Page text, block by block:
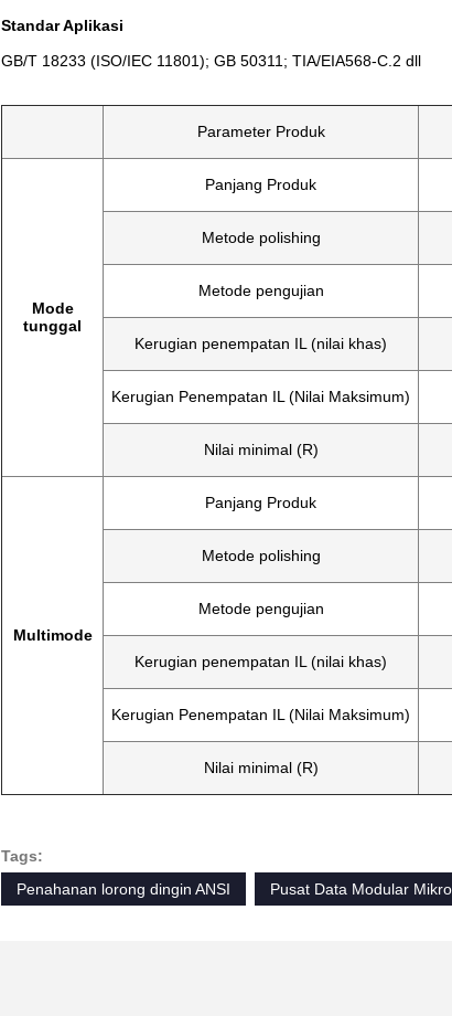
Standar Aplikasi
GB/T 18233 (ISO/IEC 11801); GB 50311; TIA/EIA568-C.2 dll
Parameter Produk
Mode
tunggal
Panjang Produk
Metode polishing
Metode pengujian
Kerugian penempatan IL (nilai khas)
Kerugian Penempatan IL (Nilai Maksimum)
Nilai minimal (R)
Multimode
Panjang Produk
Metode polishing
Metode pengujian
Kerugian penempatan IL (nilai khas)
Kerugian Penempatan IL (Nilai Maksimum)
Nilai minimal (R)
Tags:
Penahanan lorong dingin ANSI
Pusat Data Modular